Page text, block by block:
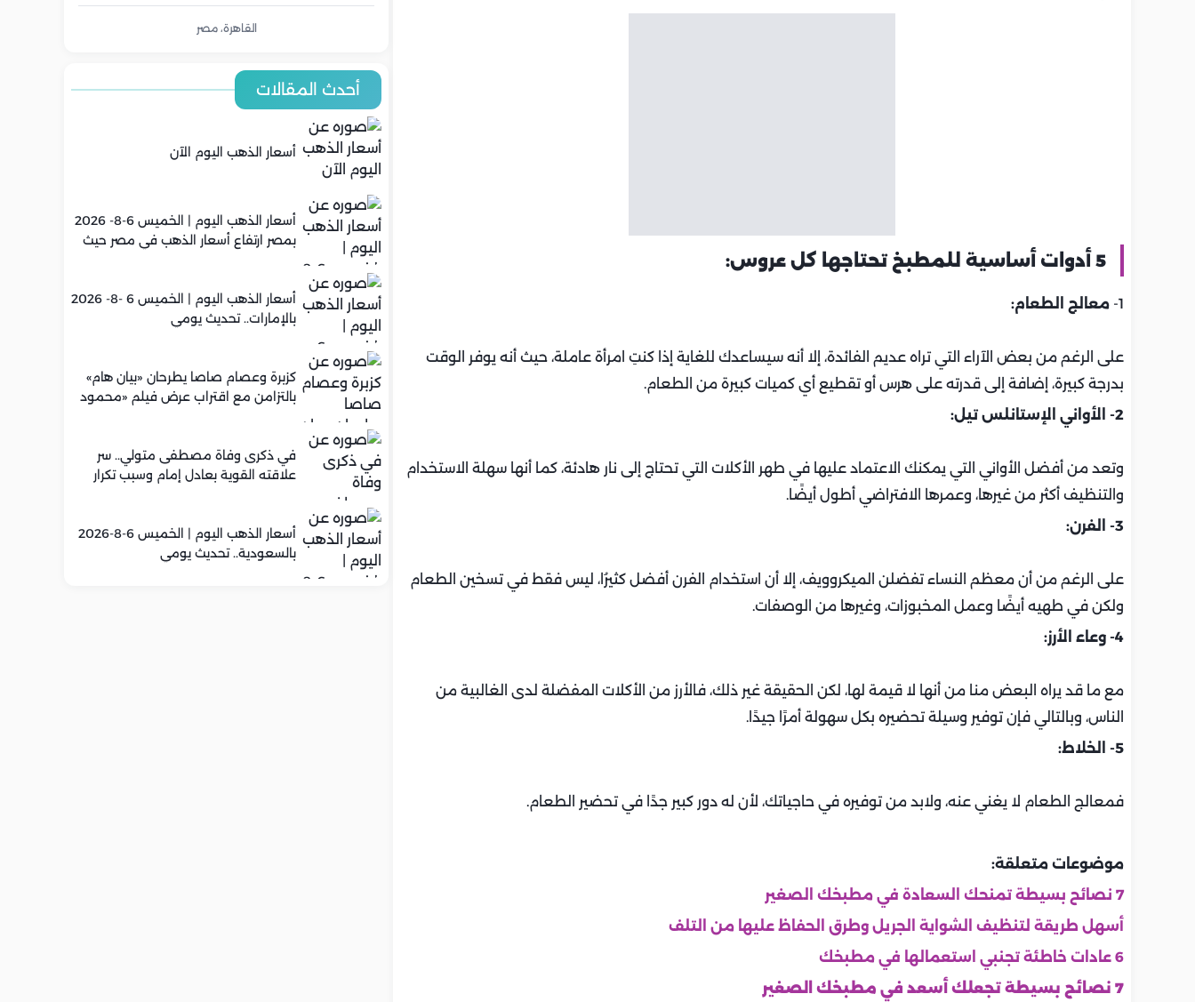
5 أدوات أساسية للمطبخ تحتاجها كل عروس:
1- معالج الطعام:
على الرغم من بعض الآراء التي تراه عديم الفائدة، إلا أنه سيساعدك للغاية إذا كنتِ امرأة عاملة، حيث أنه يوفر الوقت
بدرجة كبيرة، إضافة إلى قدرته على هرس أو تقطيع أي كميات كبيرة من الطعام.
2- الأواني الإستانلس تيل:
وتعد من أفضل الأواني التي يمكنك الاعتماد عليها في طهر الأكلات التي تحتاج إلى نار هادئة، كما أنها سهلة الاستخدام
والتنظيف أكثر من غيرها، وعمرها الافتراضي أطول أيضًا.
3- الفرن:
على الرغم من أن معظم النساء تفضلن الميكروويف، إلا أن استخدام الفرن أفضل كثيرُا، ليس فقط في تسخين الطعام
ولكن في طهيه أيضًا وعمل المخبوزات، وغيرها من الوصفات.
4- وعاء الأرز:
مع ما قد يراه البعض منا من أنها لا قيمة لها، لكن الحقيقة غير ذلك، فالأرز من الأكلات المفضلة لدى الغالبية من
الناس، وبالتالي فإن توفير وسيلة تحضيره بكل سهولة أمرًا جيدًا.
5- الخلاط:
فمعالج الطعام لا يغني عنه، ولابد من توفيره في حاجياتك، لأن له دور كبير جدًا في تحضير الطعام.
موضوعات متعلقة:
7 نصائح بسيطة تمنحك السعادة في مطبخك الصغير
أسهل طريقة لتنظيف الشواية الجريل وطرق الحفاظ عليها من التلف
6 عادات خاطئة تجنبي استعمالها في مطبخك
7 نصائح بسيطة تجعلك أسعد في مطبخك الصغير
القاهرة، مصر
أحدث المقالات
أسعار الذهب اليوم الآن
أسعار الذهب اليوم | الخميس 6-8- 2026
بمصر ارتفاع أسعار الذهب في مصر حيث
أسعار الذهب اليوم | الخميس 6 -8- 2026
بالإمارات.. تحديث يومي
كزبرة وعصام صاصا يطرحان «بيان هام»
بالتزامن مع اقتراب عرض فيلم «محمود
في ذكرى وفاة مصطفى متولي.. سر
علاقته القوية بعادل إمام وسبب تكرار
أسعار الذهب اليوم | الخميس 6-8-2026
بالسعودية.. تحديث يومي